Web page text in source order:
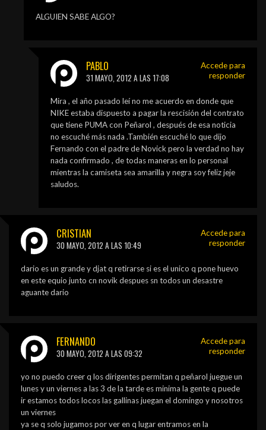
ALGUIEN SABE ALGO?
PABLO
31 MAYO, 2012 A LAS 17:08
Mira , el año pasado leí no me acuerdo en donde que
NIKE estaba dispuesto a pagar la rescisión del contrato
que tiene PUMA con Peñarol , después de esa noticia
no escuché más nada .También escuché lo que dijo
Fernando con el padre de Novick pero la verdad no hay
nada confirmado , de todas maneras en lo personal
mientras la camiseta sea amarilla y negra soy feliz jeje
saludos.
Accede para
responder
CRISTIAN
30 MAYO, 2012 A LAS 10:49
dario es un grande y djat q retirarse si es el unico q pone huevo
en este equio junto cn novik despues sn todos un desastre
aguante dario
Accede para
responder
FERNANDO
30 MAYO, 2012 A LAS 09:32
yo no puedo creer q los dirigentes permitan q peñarol juegue un
lunes y un viernes a las 3 de la tarde es minima la gente q puede
ir estamos todos locos las gallinas juegan el domingo y nosotros
un viernes
ya se q solo jugamos por ver en q lugar entramos en la
Accede para
responder